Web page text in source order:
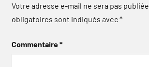
Votre adresse e-mail ne sera pas publiée.
obligatoires sont indiqués avec*
Commentaire*